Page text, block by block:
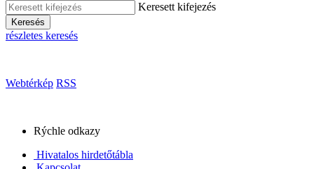
Keresett kifejezés
Keresés
részletes keresés
Webtérkép RSS
Rýchle odkazy
Hivatalos hirdetőtábla